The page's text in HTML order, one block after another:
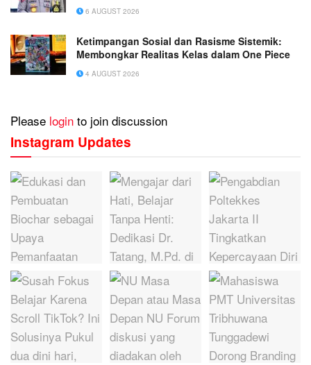
6 AUGUST 2026
Ketimpangan Sosial dan Rasisme Sistemik:
Membongkar Realitas Kelas dalam One Piece
4 AUGUST 2026
Please login to join discussion
Instagram Updates